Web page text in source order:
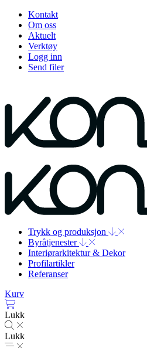
Kontakt
Om oss
Aktuelt
Verktøy
Logg inn
Send filer
Trykk og produksjon
Byråtjenester
Interiørarkitektur & Dekor
Profilartikler
Referanser
Kurv
Lukk
Lukk